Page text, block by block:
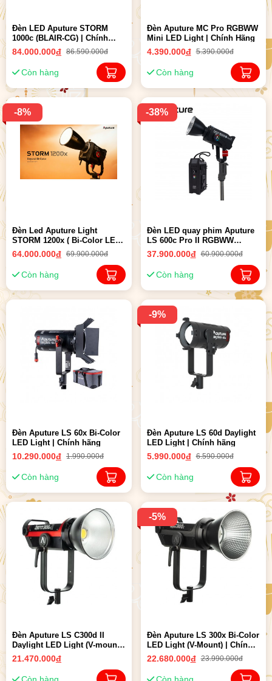
Đèn LED Aputure STORM
1000c (BLAIR-CG) | Chính
Hãng ( New 2024 )
84.000.000đ 86.590.000đ
Còn hàng
Đèn Aputure MC Pro RGBWW
Mini LED Light | Chính Hãng
4.390.000đ 5.390.000đ
Còn hàng
-8%
Đèn Led Aputure Light
STORM 1200x ( Bi-Color LED
Monolight ) - Chính hãng,
New 9-2024
64.000.000đ 69.900.000đ
Còn hàng
-38%
Đèn LED quay phim Aputure
LS 600c Pro II RGBWW
(V/Gold-Mount) | Chính Hãng
37.900.000đ 60.900.000đ
Còn hàng
Đèn Aputure LS 60x Bi-Color
LED Light | Chính hãng
10.290.000đ 1.990.000đ
Còn hàng
-9%
Đèn Aputure LS 60d Daylight
LED Light | Chính hãng
5.990.000đ 6.590.000đ
Còn hàng
Đèn Aputure LS C300d II
Daylight LED Light (V-mount)
| Chính hãng
21.470.000đ
-5%
Đèn Aputure LS 300x Bi-Color
LED Light (V-Mount) | Chính
hãng
22.680.000đ 23.990.000đ